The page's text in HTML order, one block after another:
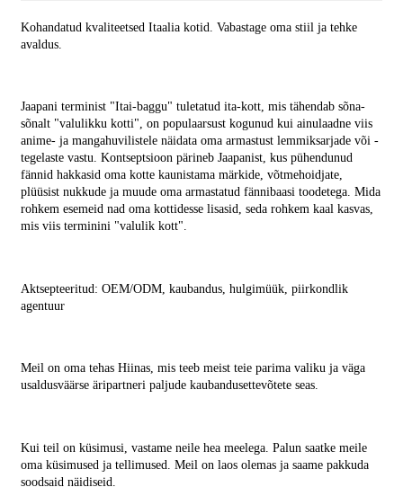
Kohandatud kvaliteetsed Itaalia kotid. Vabastage oma stiil ja tehke
avaldus.
Jaapani terminist "Itai-baggu" tuletatud ita-kott, mis tähendab sõna-
sõnalt "valulikku kotti", on populaarsust kogunud kui ainulaadne viis
anime- ja mangahuvilistele näidata oma armastust lemmiksarjade või -
tegelaste vastu. Kontseptsioon pärineb Jaapanist, kus pühendunud
fännid hakkasid oma kotte kaunistama märkide, võtmehoidjate,
plüüsist nukkude ja muude oma armastatud fännibaasi toodetega. Mida
rohkem esemeid nad oma kottidesse lisasid, seda rohkem kaal kasvas,
mis viis terminini "valulik kott".
Aktsepteeritud: OEM/ODM, kaubandus, hulgimüük, piirkondlik
agentuur
Meil on oma tehas Hiinas, mis teeb meist teie parima valiku ja väga
usaldusväärse äripartneri paljude kaubandusettevõtete seas.
Kui teil on küsimusi, vastame neile hea meelega. Palun saatke meile
oma küsimused ja tellimused. Meil ​​on laos olemas ja saame pakkuda
soodsaid näidiseid.